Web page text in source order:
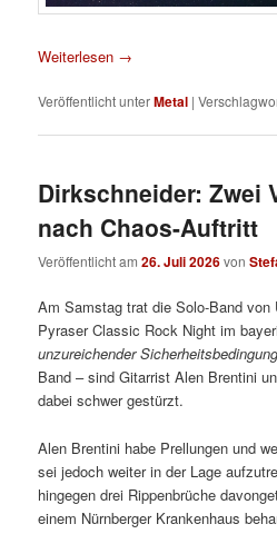
Weiterlesen →
Veröffentlicht unterMetal |
Dirkschneider: Zwei
nach Chaos-Auftritt
Veröffentlicht am26. Juli 2026von
Am Samstag trat die Solo-Band von
Pyraser Classic Rock Night im
unzureichender
Band – sind Gitarrist Alen Brentini
dabei schwer gestürzt.
Alen Brentini habe Prellungen und
sei jedoch weiter in der Lage
hingegen drei Rippenbrüche
einem Nürnberger Krankenhaus